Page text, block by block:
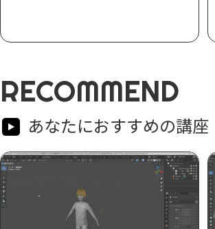
RECOMMEND
あなたにおすすめの講座